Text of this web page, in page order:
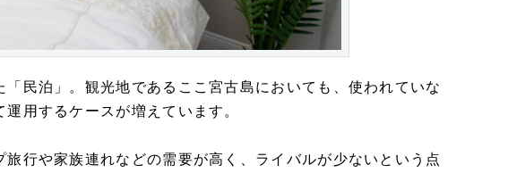
民泊」。観光地であるここ宮古島においても、使われていな
用するケースが増えています。
行や家族連れなどの需要が高く、ライバルが少ないという点